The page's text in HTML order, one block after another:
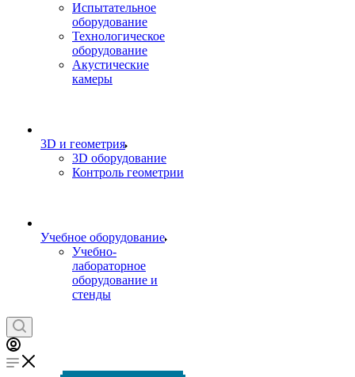
Испытательное
оборудование
Технологическое
оборудование
Акустические
камеры
3D и геометрия
3D оборудование
Контроль геометрии
Учебное оборудование
Учебно-
лабораторное
оборудование и
стенды